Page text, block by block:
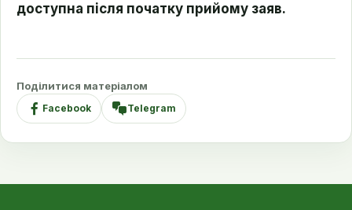
доступна після початку прийому заяв.
Поділитися матеріалом
Facebook Telegram